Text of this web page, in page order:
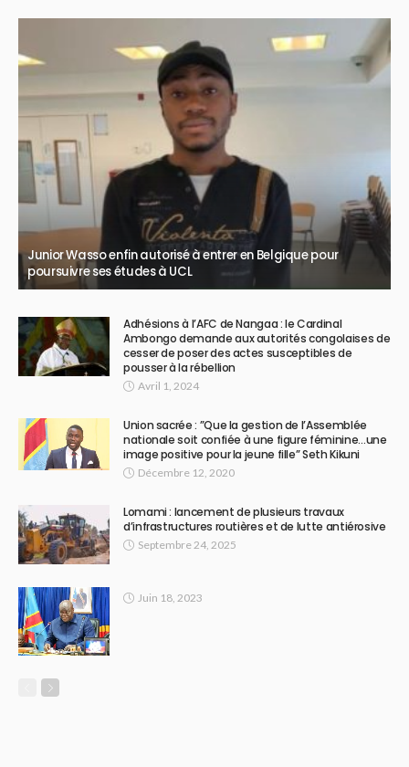
Junior Wasso enfin autorisé à entrer en Belgique pour
poursuivre ses études à UCL
Adhésions à l’AFC de Nangaa : le Cardinal
Ambongo demande aux autorités congolaises de
cesser de poser des actes susceptibles de
pousser à la rébellion
Avril 1, 2024
Union sacrée : ”Que la gestion de l’Assemblée
nationale soit confiée à une figure féminine…une
image positive pour la jeune fille” Seth Kikuni
Décembre 12, 2020
Lomami : lancement de plusieurs travaux
d’infrastructures routières et de lutte antiérosive
Septembre 24, 2025
Juin 18, 2023